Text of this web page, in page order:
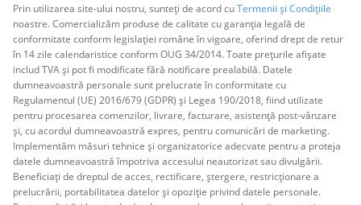
Prin utilizarea site-ului nostru, sunteți de acord cuTermenii și Condițiile
noastre. Comercializăm produse de calitate cu garanția legală de
conformitate conform legislației române în vigoare, oferind drept de retur
în 14 zile calendaristice conform OUG 34/2014. Toate prețurile afișate
includ TVA și pot fi modificate fără notificare prealabilă. Datele
dumneavoastră personale sunt prelucrate în conformitate cu
Regulamentul (UE) 2016/679 (GDPR) și Legea 190/2018, fiind utilizate
pentru procesarea comenzilor, livrare, facturare, asistență post-vânzare
și, cu acordul dumneavoastră expres, pentru comunicări de marketing.
Implementăm măsuri tehnice și organizatorice adecvate pentru a proteja
datele dumneavoastră împotriva accesului neautorizat sau divulgării.
Beneficiați de dreptul de acces, rectificare, ștergere, restricționare a
prelucrării, portabilitatea datelor și opoziție privind datele personale.